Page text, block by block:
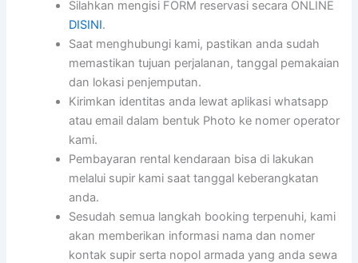
Silahkan mengisi FORM reservasi secara ONLINE
DISINI.
Saat menghubungi kami, pastikan anda sudah
memastikan tujuan perjalanan, tanggal pemakaian
dan lokasi penjemputan.
Kirimkan identitas anda lewat aplikasi whatsapp
atau email dalam bentuk Photo ke nomer operator
kami.
Pembayaran rental kendaraan bisa di lakukan
melalui supir kami saat tanggal keberangkatan
anda.
Sesudah semua langkah booking terpenuhi, kami
akan memberikan informasi nama dan nomer
kontak supir serta nopol armada yang anda sewa